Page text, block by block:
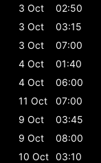
3 Oct
02:50
3 Oct
03:15
3 Oct
07:00
4 Oct
01:40
4 Oct
06:00
11 Oct
07:00
9 Oct
03:45
9 Oct
08:00
10 Oct 03:10